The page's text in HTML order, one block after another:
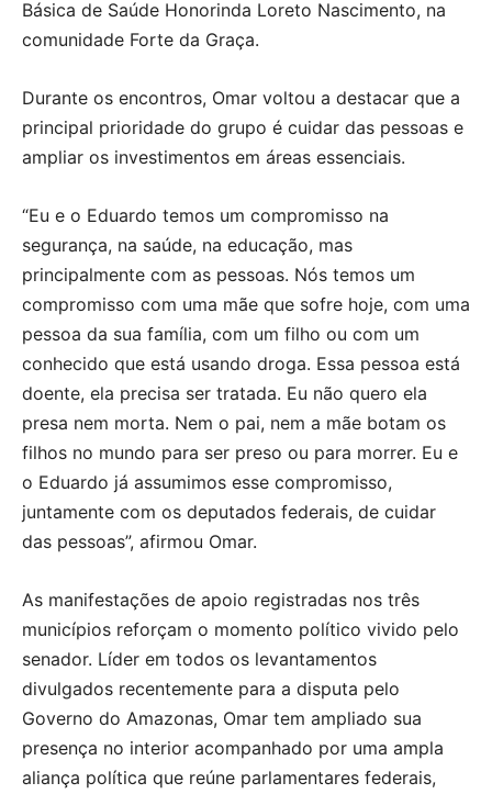
Básica de Saúde Honorinda Loreto Nascimento, na
comunidade Forte da Graça.
Durante os encontros, Omar voltou a destacar que a
principal prioridade do grupo é cuidar das pessoas e
ampliar os investimentos em áreas essenciais.
“Eu e o Eduardo temos um compromisso na
segurança, na saúde, na educação, mas
principalmente com as pessoas. Nós temos um
compromisso com uma mãe que sofre hoje, com uma
pessoa da sua família, com um filho ou com um
conhecido que está usando droga. Essa pessoa está
doente, ela precisa ser tratada. Eu não quero ela
presa nem morta. Nem o pai, nem a mãe botam os
filhos no mundo para ser preso ou para morrer. Eu e
o Eduardo já assumimos esse compromisso,
juntamente com os deputados federais, de cuidar
das pessoas”, afirmou Omar.
As manifestações de apoio registradas nos três
municípios reforçam o momento político vivido pelo
senador. Líder em todos os levantamentos
divulgados recentemente para a disputa pelo
Governo do Amazonas, Omar tem ampliado sua
presença no interior acompanhado por uma ampla
aliança política que reúne parlamentares federais,